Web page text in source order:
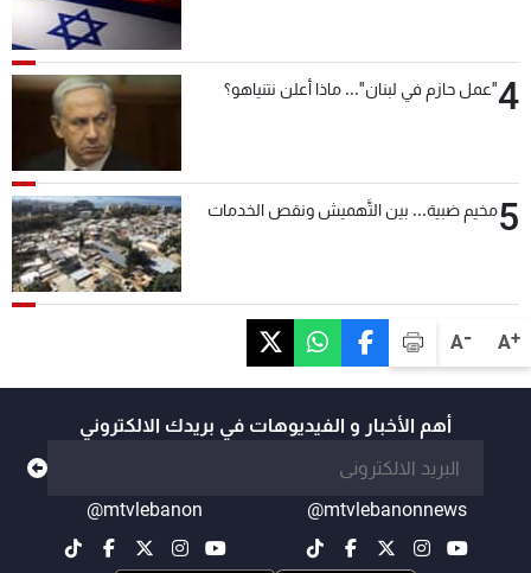
A+
A-
4"عمل حازم في لبنان"... ماذا أعلن نتنياهو؟
5مخيم ضبية... بين التَّهميش ونقص الخدمات
أهم الأخبار و الفيديوهات في بريدك الالكتروني
@mtvlebanonnews
@mtvlebanon